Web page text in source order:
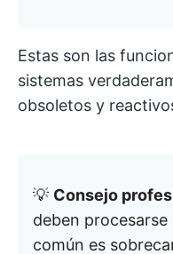
Estas son las
sistemas
obsoletos y
💡 Consejo
deben
común es